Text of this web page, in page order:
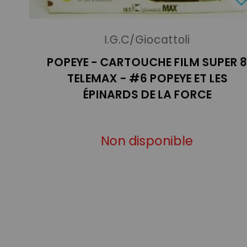
I.G.C/Giocattoli
POPEYE - CARTOUCHE FILM SUPER 8
TELEMAX - #6 POPEYE ET LES
ÉPINARDS DE LA FORCE
Non disponible